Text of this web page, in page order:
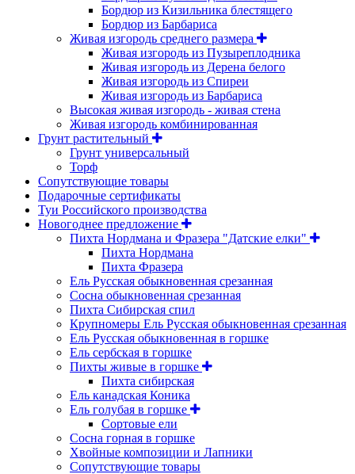
Бордюр из Кизильника блестящего
Бордюр из Барбариса
Живая изгородь среднего размера
Живая изгородь из Пузыреплодника
Живая изгородь из Дерена белого
Живая изгородь из Спиреи
Живая изгородь из Барбариса
Высокая живая изгородь - живая стена
Живая изгородь комбинированная
Грунт растительный
Грунт универсальный
Торф
Сопутствующие товары
Подарочные сертификаты
Туи Российского производства
Новогоднее предложение
Пихта Нордмана и Фразера "Датские елки"
Пихта Нордмана
Пихта Фразера
Ель Русская обыкновенная срезанная
Сосна обыкновенная срезанная
Пихта Сибирская спил
Крупномеры Ель Русская обыкновенная срезанная
Ель Русская обыкновенная в горшке
Ель сербская в горшке
Пихты живые в горшке
Пихта сибирская
Ель канадская Коника
Ель голубая в горшке
Сортовые ели
Сосна горная в горшке
Хвойные композиции и Лапники
Сопутствующие товары